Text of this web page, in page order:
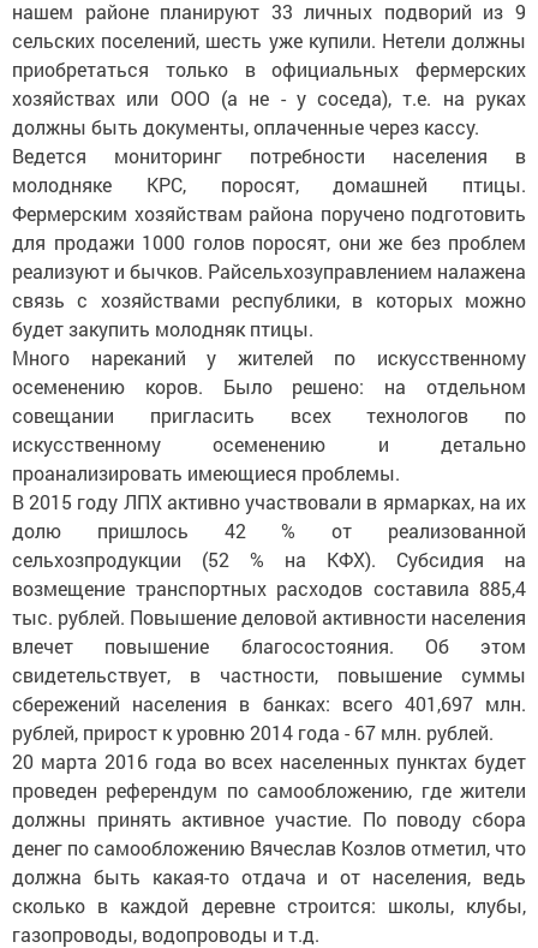
нашем районе планируют 33 личных подворий из 9
сельских поселений, шесть уже купили. Нетели должны
приобретаться только в официальных фермерских
хозяйствах или ООО (а не - у соседа), т.е. на руках
должны быть документы, оплаченные через кассу.
Ведется мониторинг потребности населения в
молодняке КРС, поросят, домашней птицы.
Фермерским хозяйствам района поручено подготовить
для продажи 1000 голов поросят, они же без проблем
реализуют и бычков. Райсельхозуправлением налажена
связь с хозяйствами республики, в которых можно
будет закупить молодняк птицы.
Много нареканий у жителей по искусственному
осеменению коров. Было решено: на отдельном
совещании пригласить всех технологов по
искусственному осеменению и детально
проанализировать имеющиеся проблемы.
В 2015 году ЛПХ активно участвовали в ярмарках, на их
долю пришлось 42 % от реализованной
сельхозпродукции (52 % на КФХ). Субсидия на
возмещение транспортных расходов составила 885,4
тыс. рублей. Повышение деловой активности населения
влечет повышение благосостояния. Об этом
свидетельствует, в частности, повышение суммы
сбережений населения в банках: всего 401,697 млн.
рублей, прирост к уровню 2014 года - 67 млн. рублей.
20 марта 2016 года во всех населенных пунктах будет
проведен референдум по самообложению, где жители
должны принять активное участие. По поводу сбора
денег по самообложению Вячеслав Козлов отметил, что
должна быть какая-то отдача и от населения, ведь
сколько в каждой деревне строится: школы, клубы,
газопроводы, водопроводы и т.д.